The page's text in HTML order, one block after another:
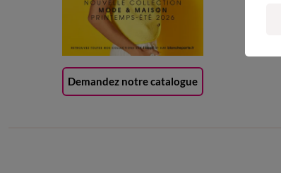
Demandez notre catalogue